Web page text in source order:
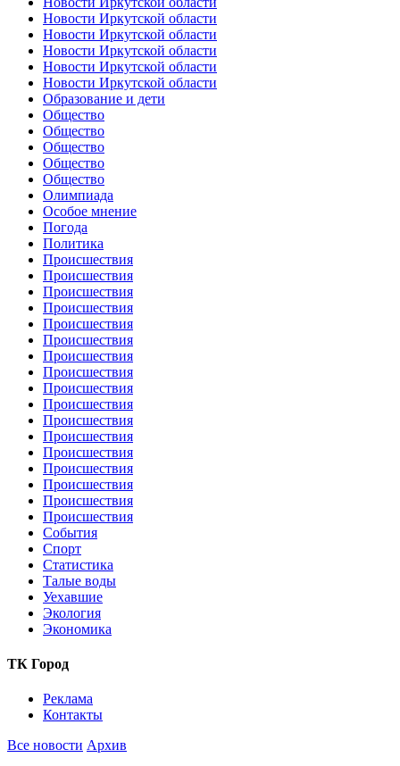
Новости Иркутской области
Новости Иркутской области
Новости Иркутской области
Новости Иркутской области
Новости Иркутской области
Образование и дети
Общество
Общество
Общество
Общество
Общество
Олимпиада
Особое мнение
Погода
Политика
Происшествия
Происшествия
Происшествия
Происшествия
Происшествия
Происшествия
Происшествия
Происшествия
Происшествия
Происшествия
Происшествия
Происшествия
Происшествия
Происшествия
Происшествия
Происшествия
Происшествия
События
Спорт
Статистика
Талые воды
Уехавшие
Экология
Экономика
ТК Город
Реклама
Контакты
Все новости Архив